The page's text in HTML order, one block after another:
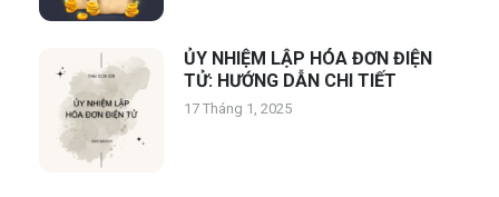
ỦY NHIỆM LẬP HÓA ĐƠN ĐIỆN
TỬ: HƯỚNG DẪN CHI TIẾT
17 Tháng 1, 2025